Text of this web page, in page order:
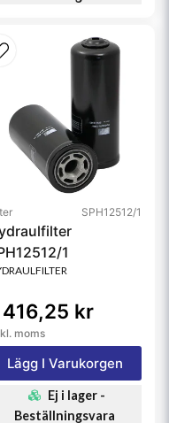
SPH12512/1
1
416,25 kr
moms
Lägg I Varukorgen
Ej i lager -
Beställningsvara